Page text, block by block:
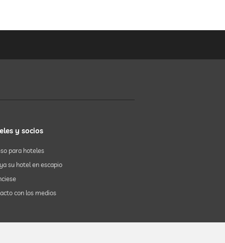
y socios
para hoteles
su hotel en escapio
con los medios